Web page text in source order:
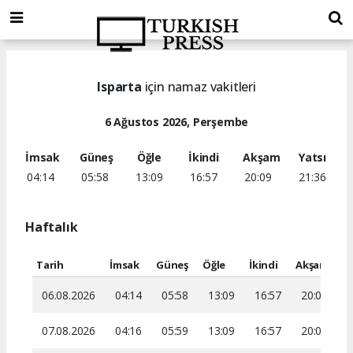
Isparta için namaz vakitleri
6 Ağustos 2026, Perşembe
İmsak
04:14
Güneş
05:58
Öğle
13:09
İkindi
16:57
Akşam
20:09
Yatsı
21:36
Haftalık
Tarih İmsak Güneş Öğle İkindi Akşam
06.08.2026 04:14 05:58 13:09 16:57 20:09
07.08.2026 04:16 05:59 13:09 16:57 20:07